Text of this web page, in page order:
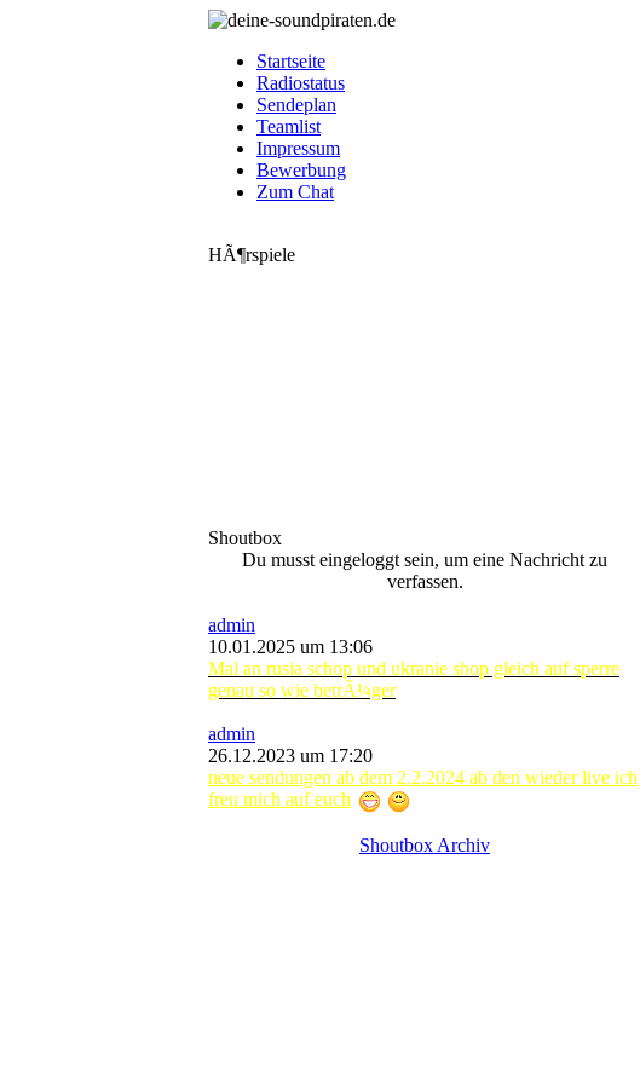
Startseite
Radiostatus
Sendeplan
Teamlist
Impressum
Bewerbung
Zum Chat
HÃ¶rspiele
Shoutbox
Du musst eingeloggt sein, um eine Nachricht zu
verfassen.
admin
10.01.2025 um 13:06
Mal an rusia schop und ukranie shop gleich auf sperre
genau so wie betrÃ¼ger
admin
26.12.2023 um 17:20
neue sendungen ab dem 2.2.2024 ab den wieder live ich
freu mich auf euch
Shoutbox Archiv